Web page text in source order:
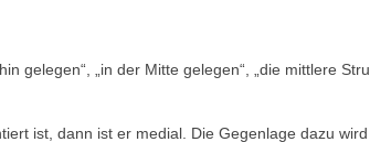
gelegen“, „in der Mitte gelegen“, „die mittlere
ist, dann ist er medial. Die Gegenlage dazu wird